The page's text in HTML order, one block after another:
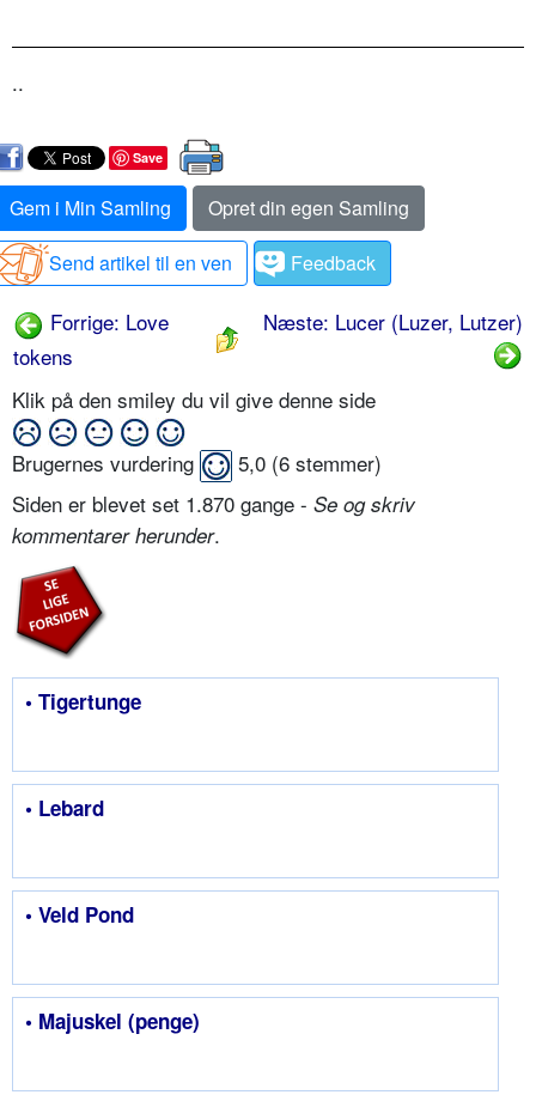
..
Save
Gem i Min Samling
Opret din egen Samling
Send artikel til en ven
Feedback
Forrige: Love
tokens
Næste: Lucer (Luzer, Lutzer)
Klik på den smiley du vil give denne side
Brugernes vurdering 5,0 (6 stemmer)
Siden er blevet set 1.870 gange - Se og skriv
kommentarer herunder.
• Tigertunge
• Lebard
• Veld Pond
• Majuskel (penge)